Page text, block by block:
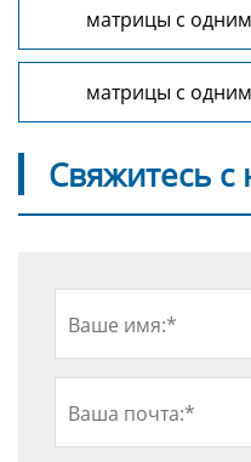
матрицы с
матрицы с
Свяжитесь с